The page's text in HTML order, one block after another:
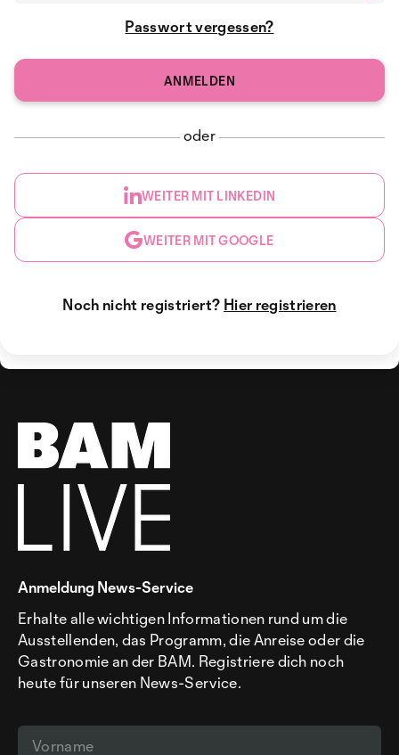
Passwort vergessen?
oder
WEITER MIT LINKEDIN
WEITER MIT GOOGLE
Noch nicht registriert? Hier registrieren
Anmeldung News-Service
Erhalte alle wichtigen Informationen rund um die
Ausstellenden, das Programm, die Anreise oder die
Gastronomie an der BAM. Registriere dich noch
heute für unseren News-Service.